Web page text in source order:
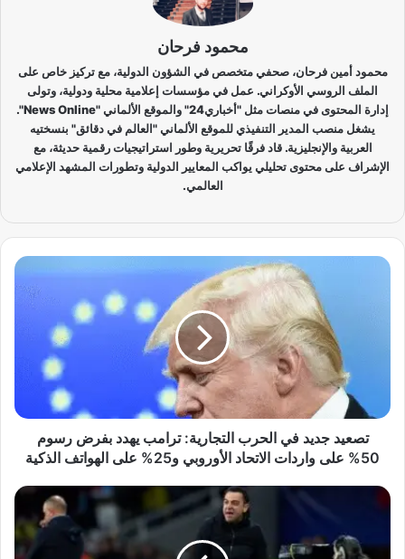
محمود فرحان
محمود أمين فرحان، صحفي متخصص في الشؤون الدولية، مع تركيز خاص على
الملف الروسي الأوكراني. عمل في مؤسسات إعلامية محلية ودولية، وتولى
إدارة المحتوى في منصات مثل "أخباري24" والموقع الألماني "News Online".
يشغل منصب المدير التنفيذي للموقع الألماني "العالم في دقائق" بنسختيه
العربية والإنجليزية. قاد فرقًا تحريرية وطور استراتيجيات رقمية حديثة، مع
الإشراف على محتوى تحليلي يواكب المعايير الدولية وتطورات المشهد الإعلامي
العالمي.
ت
د
ل
ح
ب
تصعيد جديد في الحرب التجارية: ترامب يهدد بفرض رسوم
50% على واردات الاتحاد الأوروبي و25% على الهواتف الذكية
ا
ه